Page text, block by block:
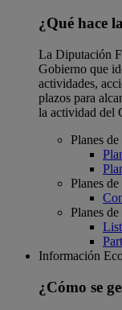
¿Qué hace
La Diputación
Gobierno que
actividades,
plazos para
la actividad del
Planes
Planes
Planes
Información
¿Cómo se